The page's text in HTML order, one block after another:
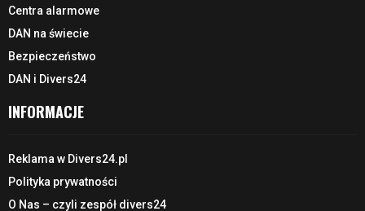
Centra alarmowe
DAN na świecie
Bezpieczeństwo
DAN i Divers24
INFORMACJE
Reklama w Divers24.pl
Polityka prywatności
O Nas – czyli zespół divers24